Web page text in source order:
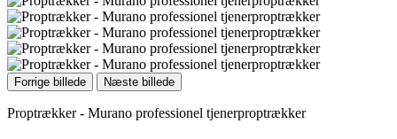
Forrige billede Næste billede
Proptrækker - Murano professionel tjenerproptrækker